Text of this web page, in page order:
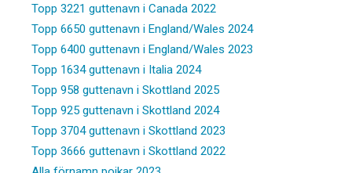
Topp 3221 guttenavn i Canada 2022
Topp 6650 guttenavn i England/Wales 2024
Topp 6400 guttenavn i England/Wales 2023
Topp 1634 guttenavn i Italia 2024
Topp 958 guttenavn i Skottland 2025
Topp 925 guttenavn i Skottland 2024
Topp 3704 guttenavn i Skottland 2023
Topp 3666 guttenavn i Skottland 2022